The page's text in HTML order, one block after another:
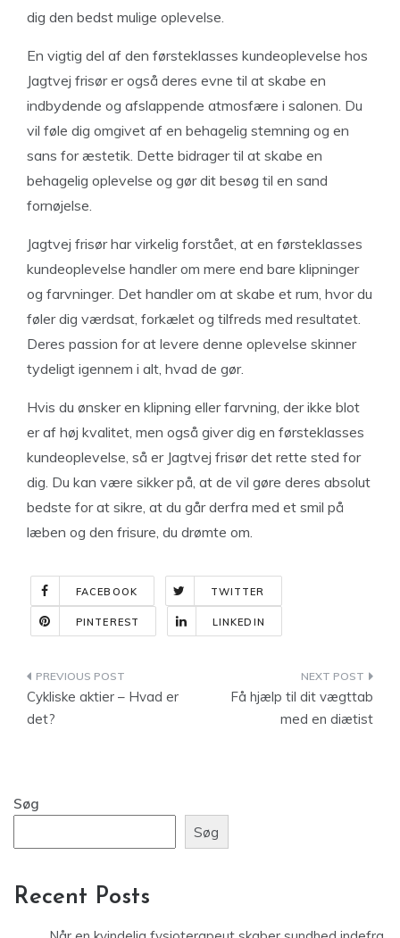
dig den bedst mulige oplevelse.
En vigtig del af den førsteklasses kundeoplevelse hos
Jagtvej frisør er også deres evne til at skabe en
indbydende og afslappende atmosfære i salonen. Du
vil føle dig omgivet af en behagelig stemning og en
sans for æstetik. Dette bidrager til at skabe en
behagelig oplevelse og gør dit besøg til en sand
fornøjelse.
Jagtvej frisør har virkelig forstået, at en førsteklasses
kundeoplevelse handler om mere end bare klipninger
og farvninger. Det handler om at skabe et rum, hvor du
føler dig værdsat, forkælet og tilfreds med resultatet.
Deres passion for at levere denne oplevelse skinner
tydeligt igennem i alt, hvad de gør.
Hvis du ønsker en klipning eller farvning, der ikke blot
er af høj kvalitet, men også giver dig en førsteklasses
kundeoplevelse, så er Jagtvej frisør det rette sted for
dig. Du kan være sikker på, at de vil gøre deres absolut
bedste for at sikre, at du går derfra med et smil på
læben og den frisure, du drømte om.
FACEBOOK TWITTER
PINTEREST LINKEDIN
Indlægsnavigation
Cykliske aktier – Hvad er
det?
Få hjælp til dit vægttab
med en diætist
Søg
Søg
Recent Posts